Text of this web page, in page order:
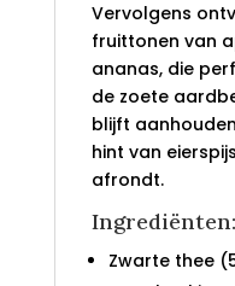
Vervolgens
fruittonen van
ananas, die
de zoete
blijft
hint van
afrondt.
Ingrediënten:
Zwarte thee